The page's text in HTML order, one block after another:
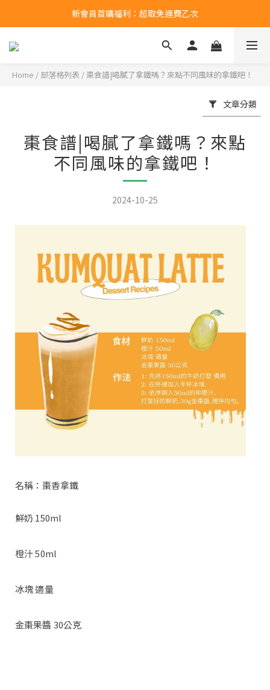
新會員首購福利：超取免運費乙次
新會員首購福利：超取免運費乙次
點擊LINE領取50元購物金
新會員首購福利：超取免運費乙次
Home / 部落格列表 / 棗食譜|喝膩了拿鐵嗎？來點不同風味的拿鐵吧！
文章分類
棗食譜|喝膩了拿鐵嗎？來點
不同風味的拿鐵吧！
2024-10-25
名稱：棗香拿鐵
鮮奶 150ml
橙汁 50ml
冰塊 適量
金棗果醬 30公克